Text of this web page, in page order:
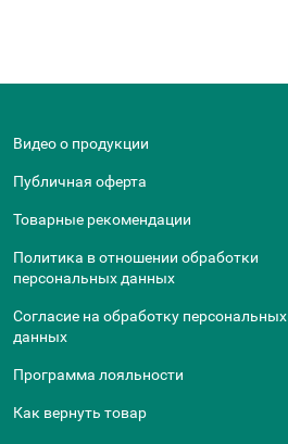
Видео о продукции
Публичная оферта
Товарные рекомендации
Политика в отношении обработки
персональных данных
Согласие на обработку персональных
данных
Программа лояльности
Как вернуть товар